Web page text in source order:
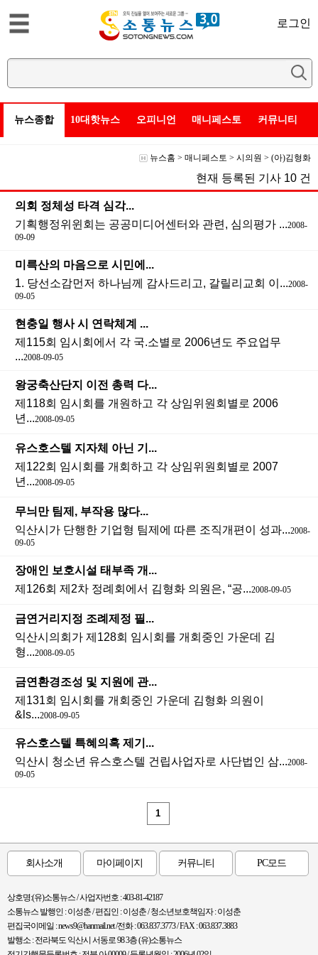
로그인
뉴스종합 10대핫뉴스 오피니언 매니페스토 커뮤니티
뉴스홈 > 매니페스토 > 시의원 > (아)김형화
현재 등록된 기사 10 건
의회 정체성 타격 심각...
기획행정위윈회는 공공미디어센터와 관련, 심의평가 ...2008-
09-09
미륵산의 마음으로 시민에...
1. 당선소감먼저 하나님께 감사드리고, 갈릴리교회 이...2008-
09-05
현충일 행사 시 연락체계 ...
제115회 임시회에서 각 국.소별로 2006년도 주요업무
...2008-09-05
왕궁축산단지 이전 총력 다...
제118회 임시회를 개원하고 각 상임위원회별로 2006
년...2008-09-05
유스호스텔 지자체 아닌 기...
제122회 임시회를 개회하고 각 상임위원회별로 2007
년...2008-09-05
무늬만 팀제, 부작용 많다...
익산시가 단행한 기업형 팀제에 따른 조직개편이 성과...2008-
09-05
장애인 보호시설 태부족 개...
제126회 제2차 정례회에서 김형화 의원은, “공...2008-09-05
금연거리지정 조례제정 필...
익산시의회가 제128회 임시회를 개회중인 가운데 김
형...2008-09-05
금연환경조성 및 지원에 관...
제131회 임시회를 개회중인 가운데 김형화 의원이
&ls...2008-09-05
유스호스텔 특혜의혹 제기...
익산시 청소년 유스호스텔 건립사업자로 사단법인 삼...2008-
09-05
1
회사소개 마이페이지 커뮤니티 PC모드
상호명:(유)소통뉴스 / 사업자번호 : 403-81-42187
소통뉴스 발행인 : 이성춘 / 편집인 : 이성춘 / 청소년보호책임자 : 이성춘
편집국이메일 : news9@hanmail.net /전화 : 063.837.3773 / FAX : 063.837.3883
발행소 : 전라북도 익산시 서동로 98 3층 (유)소통뉴스